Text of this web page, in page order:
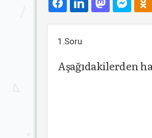
1.Soru
Aşağıdakilerden